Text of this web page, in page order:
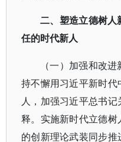
二、塑造立德树人
任的时代新人
（一）加强和改
持不懈用习近平新时
人，加强习近平总书
释。实施新时代立德
的创新理论武装同步